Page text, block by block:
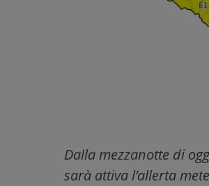
Dalla mezzanotte di
sarà attiva l’allerta